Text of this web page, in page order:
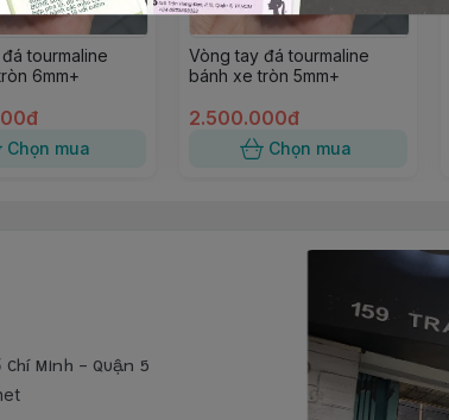
tourmaline
6mm+
Chọn mua
Vòng tay đá tourmaline
bánh xe tròn 5mm+
2.500.000đ
Chọn mua
Chí Minh - Quận 5